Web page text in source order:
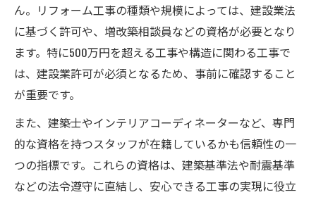
ん。リフォーム工事の種類や規模によっては、建設業法
に基づく許可や、増改築相談員などの資格が必要となり
ます。特に500万円を超える工事や構造に関わる工事で
は、建設業許可が必須となるため、事前に確認すること
が重要です。
また、建築士やインテリアコーディネーターなど、専門
的な資格を持つスタッフが在籍しているかも信頼性の一
つの指標です。これらの資格は、建築基準法や耐震基準
などの法令遵守に直結し、安心できる工事の実現に役立